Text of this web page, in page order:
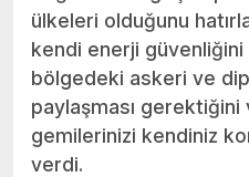
ülkeleri olduğunu
kendi enerji güvenliğini
bölgedeki askeri ve
paylaşması
gemilerinizi kendiniz
verdi.